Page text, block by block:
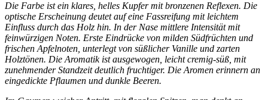
Die Farbe ist ein klares, helles Kupfer mit bronzenen Reflexen. Die
optische Erscheinung deutet auf eine Fassreifung mit leichtem
Einfluss durch das Holz hin. In der Nase mittlere Intensität mit
feinwürzigen Noten. Erste Eindrücke von milden Südfrüchten und
frischen Apfelnoten, unterlegt von süßlicher Vanille und zarten
Holztönen. Die Aromatik ist ausgewogen, leicht cremig-süß, mit
zunehmender Standzeit deutlich fruchtiger. Die Aromen erinnern an
eingedickte Pflaumen und dunkle Beeren.